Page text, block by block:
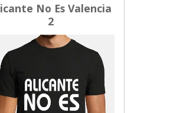
No Es Valencia
2